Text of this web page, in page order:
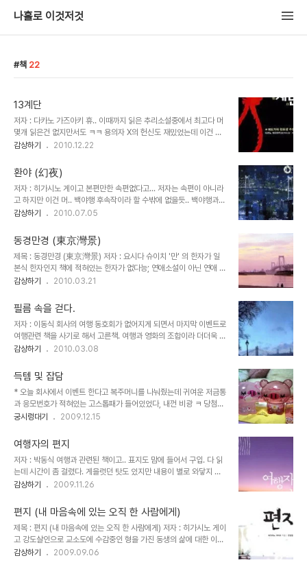
나홀로 이것저것
책 22
13계단
저자 : 다카노 가즈아키 휴.. 이때까지 읽은 추리소설중에서 최고다 머
몇개 읽은건 없지만서도 ㅋㅋ 용의자 X의 헌신도 재밌었는데 이건 책
으로 아닌 영화로 봐서.. 그냥 책 읽고 싶어서.. 도서관가서 빌려왔다
리 -_-ㅋ 예전부터 살려고 했던 책이 딱 있길래 빌려봤다~ 차마 내가
생각지도 못한 사람들이 의뢰인, 범인이라니.. 으으 근데 누명써서 언
제 사형될지 모르는 불안감을 가지면서 10년이상을 감방에 산 사람이
무죄가 되서 석방되면 나라에서 어떤 보장을 해주지?? 재밌음!! 추천!!!
감상하기 2010.12.22
환야 (幻夜)
저자 : 히가시노 게이고 본편만한 속편없다고... 저자는 속편이 아니라
고 하지만 이건 머.. 백야행 후속작이라 할 수밖에 없을듯.. 백야행과는
완전 내용 전개 시점이 다른데 백야행은 전혀 감정이입을 할 수 없이
에서 내용이 진행된다 그래서 환야가 오히려 내용 이해하는데 있어서
편하다 하지만.. 이건 너무.. "백야" 라던지.. "바람과 함께 사라지다"
라던지 .... 심지어 결말까지.. 백야행과 너무 일치;;; 아마도 작가는 백
야행에서 자기가 바라던 악녀가 제대로 표현되지 않아서 환야를 쓴게
아닌가 싶다.. (만고 내생각 -ㅅ-;;) 백야행은 독자가 파헤쳐서 남여 주
감정이입..
감상하기 2010.07.05
동경만경 (東京灣景)
제목 : 동경만경 (東京灣景) 저자 : 요시다 슈이치 '만' 의 한자가 일
본식 한자인지 책에 적혀있는 한자가 없다능; 연애소설이 아닌 연애 소
설이라는데 그딴거 모르겠고 그냥 시시한 연애 소설이구먼.. 어찌 이런
이는 대딩때 읽어서 그런지 재밌게 봤는데..) 일본애들이랑 연애 방식
이 달라서 그런지.. 이건 별로 누구한테 감정이입을 해야할지 감정이입
도 안되고.. 현대의 인간관계를 의미심장하게 표현한 거라는데.. 글쎄
좀 억지 스러운것 같고.. 만화책 사러 서점에 갔다가.. 만화책만 한권
달랑 사오기 좀 머해서 ㅋㅋ 책 구경하다가 표지에 오다이바 레인보우
은 좀 심사숙고해서 ..
감상하기 2010.03.21
필름 속을 걷다.
저자 : 이동식 회사의 여행 동호회가 없어지게 되면서 마지막 이벤트로
여행관련 책을 사기로 해서 고른책. 여행과 영화의 조합이라 더더욱 끌
려서 고르게 되었다. 저자 이동식은 어찌어찌 하다보니 신문사 기자에
제목처럼 영화의 촬영장소를 여행하면서 쓴 글이다. 그렇다고 해서 여
행기가 영화에만 얽매여 있지 않다.. 여행이란게 목적을 가지고 갔다가
도 그 곳의 새로운 매력에 빠지게되고.. 혹은 뜻하지 않는 상황에 처할
수도 있는지라.. 항상 계획되로 안되는게 여행아닌가 오히려 영화에서
잠깐 삼천포로 빠지는 그런 자유로운 여행만의 이야기도 좋았다. 사
도 많고 아직 못봤지만 찍어둔..
감상하기 2010.03.08
득템 및 잡담
* 오늘 회사에서 이벤트 한다고 복주머니를 나눠줬는데 귀여운 저금통
과 응모번호가 적혀있는 고스톱패가 들어있었다, 내껀 비광 ㅋ 당첨되
면 선물 또 준다던데 일단 기대.. 하지만 난 절대로 이런거 당첨 안되더
두개다!! 1+1 효과? * 그리고,, 요즘은 놀러 좀 가볼거라고 열심히 공부
중 ㅋㅋ 두나의 도쿄놀이는 꼭 여행때문에 산 건 아니고 배두나스타일
을 좋아하는 지라 서울놀이랑 살려고 생각하고 있었다. 그런데 책은
좀.. 실망.. 아무래도.. 놀이의 기준이 좀 다르다.. 나는 가난하다고!! 그
렇게 쇼핑하거나 막 먹을수가 없단 말이닷!! 그리고 글도 별로없고.. 배
그리..
궁시렁대기 2009.12.15
여행자의 편지
저자 : 박동식 여행과 관련된 책이고.. 표지도 맘에 들어서 구입. 다 읽
는데 시간이 좀 걸렸다. 게을럿던 탓도 있지만 내용이 별로 와닿지 않
아 진도가 잘 안나갔다. 일단 저자는 주로 라오스, 베트남, 인도네시아,
런데 책을 읽으면서 내내 느낀것은 좀 무겁고 불편한 마음.. 왜 이렇게
현지 사람들을 불쌍하게만 보는건지.. 그 사람들의 행복을 왜 우리 기
준에 맞추어서 보는 건지... 비록 부족하고, 가난한 나라들이지만 그것
이 그 나라의 삶의 기준이면 당연한 삶인 것이니 만족해 하지 않을까...
우리가 사는 곳은 그래도 근대화 되어있다 보니 일명 디지털 전자 기기
감상하기 2009.11.26
편지 (내 마음속에 있는 오직 한 사람에게)
제목 : 편지 (내 마음속에 있는 오직 한 사람에게) 저자 : 히가시노 게이
고 강도살인으로 교소도에 수감중인 형을 가진 동생의 삶에 대한 이야
기.. 그나저나 부제는 왜케 긴겨..(부제가 왜 필요한지 모르는 나임) 알
감상하기 2009.09.06